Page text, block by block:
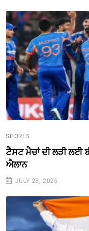
SPORTS
ਟੈਸਟ ਮੈਚਾਂ ਦੀ ਲੜੀ ਲਈ
ਐਲਾਨ
JULY 28, 2026